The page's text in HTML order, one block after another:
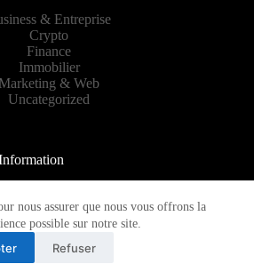
nous assurer que nous vous offrons la
possible sur notre site.
Refuser
& Entreprise
Crypto
Finance
Immobilier
Marketing & Web
Uncategorized
A propos
Plan de site
Mentions légales